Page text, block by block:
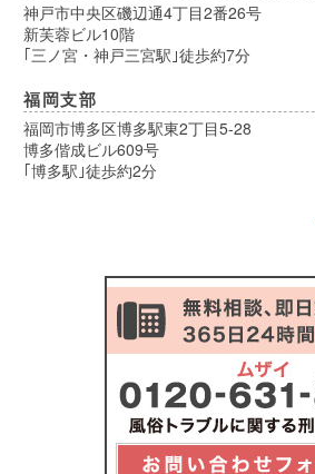
神戸市中央区磯辺通4丁目2番26号
新芙蓉ビル10階
｢三ノ宮・神戸三宮駅｣徒歩約7分
福岡支部
福岡市博多区博多駅東2丁目5-28
博多偕成ビル609号
｢博多駅｣徒歩約2分